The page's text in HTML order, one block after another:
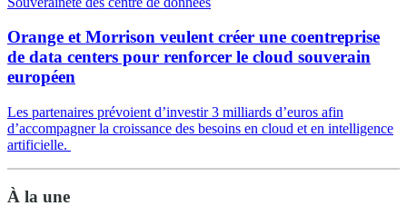
Orange et Morrison veulent créer une coentreprise
de data centers pour renforcer le cloud souverain
européen
Les partenaires prévoient d’investir 3 milliards d’euros afin
d’accompagner la croissance des besoins en cloud et en intelligence
artificielle.
À la une